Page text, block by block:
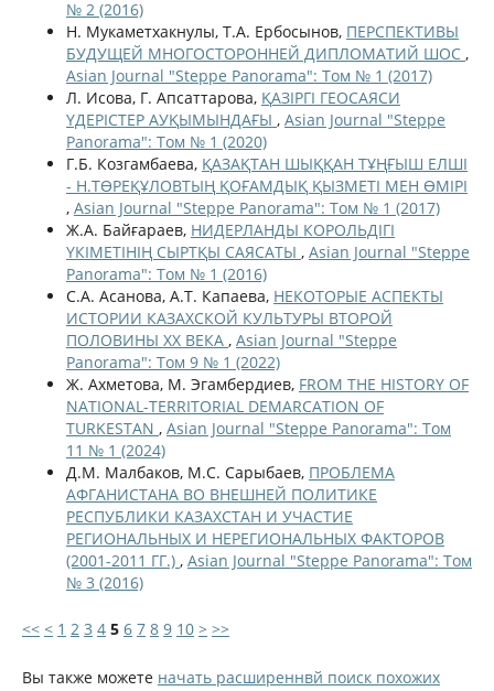
№ 2 (2016)
Н. Мукаметхакнулы, Т.А. Ербосынов, ПЕРСПЕКТИВЫ
БУДУЩЕЙ МНОГОСТОРОННЕЙ ДИПЛОМАТИЙ ШОС ,
Asian Journal "Steppe Panorama": Том № 1 (2017)
Л. Исова, Г. Апсаттарова, ҚАЗІРГІ ГЕОСАЯСИ
ҮДЕРІСТЕР АУҚЫМЫНДАҒЫ , Asian Journal "Steppe
Panorama": Том № 1 (2020)
Г.Б. Козгамбаева, ҚАЗАҚТАН ШЫҚҚАН ТҰҢҒЫШ ЕЛШІ
- Н.ТӨРЕҚҰЛОВТЫҢ ҚОҒАМДЫҚ ҚЫЗМЕТІ МЕН ӨМІРІ
, Asian Journal "Steppe Panorama": Том № 1 (2017)
Ж.А. Байғараев, НИДЕРЛАНДЫ КОРОЛЬДІГІ
ҮКІМЕТІНІҢ СЫРТҚЫ САЯСАТЫ , Asian Journal "Steppe
Panorama": Том № 1 (2016)
С.А. Асанова, А.Т. Капаева, НЕКОТОРЫЕ АСПЕКТЫ
ИСТОРИИ КАЗАХСКОЙ КУЛЬТУРЫ ВТОРОЙ
ПОЛОВИНЫ ХХ ВЕКА , Asian Journal "Steppe
Panorama": Том 9 № 1 (2022)
Ж. Ахметова, М. Эгамбердиев, FROM THE HISTORY OF
NATIONAL-TERRITORIAL DEMARCATION OF
TURKESTAN , Asian Journal "Steppe Panorama": Том
11 № 1 (2024)
Д.М. Малбаков, М.С. Сарыбаев, ПРОБЛЕМА
АФГАНИСТАНА ВО ВНЕШНЕЙ ПОЛИТИКЕ
РЕСПУБЛИКИ КАЗАХСТАН И УЧАСТИЕ
РЕГИОНАЛЬНЫХ И НЕРЕГИОНАЛЬНЫХ ФАКТОРОВ
(2001-2011 ГГ.) , Asian Journal "Steppe Panorama": Том
№ 3 (2016)
<< < 1 2 3 4 5 6 7 8 9 10 > >>
Вы также можете начать расширеннвй поиск похожих